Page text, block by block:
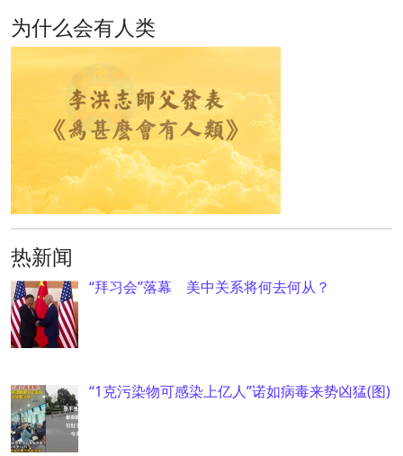
为什么会有人类
热新闻
“拜习会”落幕 美中关系将何去何从？
“1克污染物可感染上亿人”诺如病毒来势凶猛(图)